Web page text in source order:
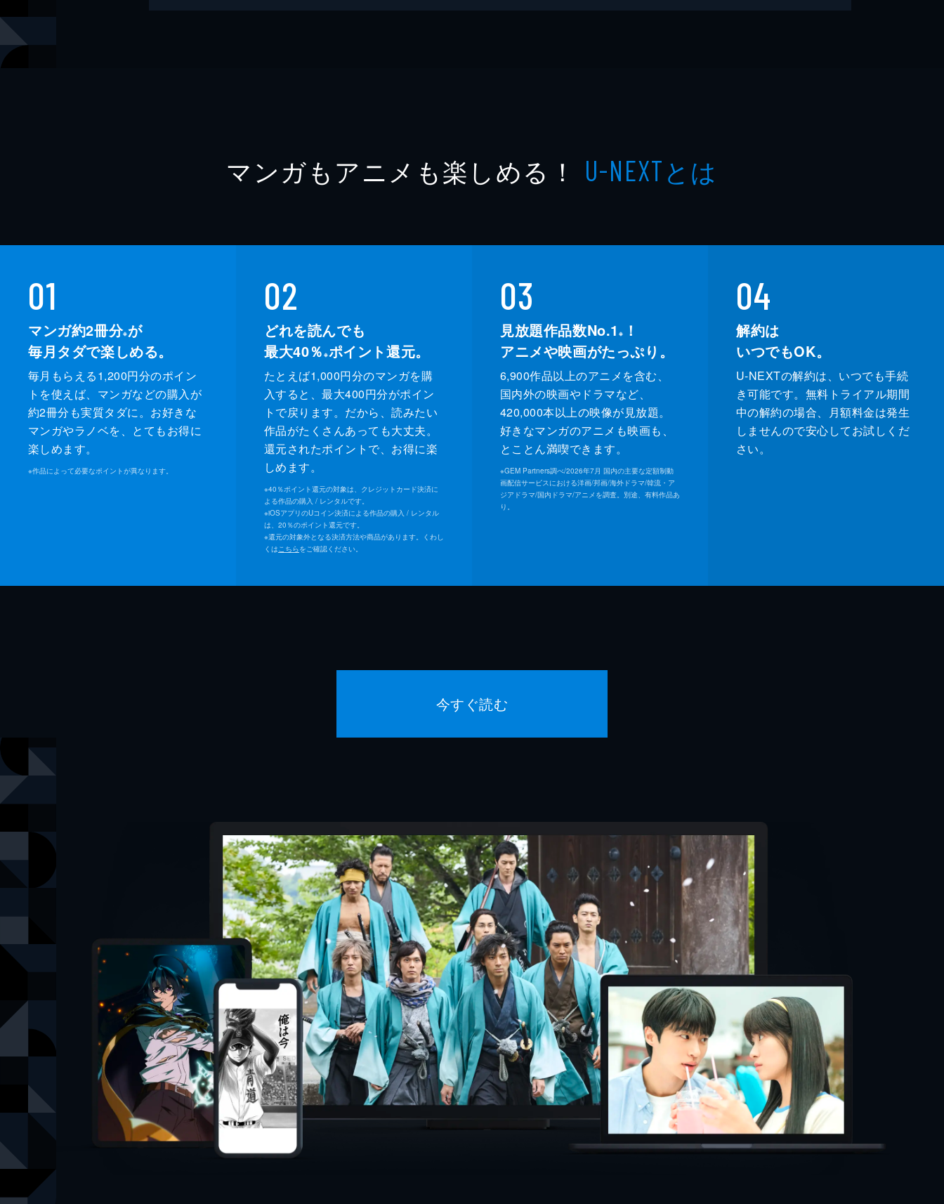
マンガもアニメも楽しめる！ U-NEXTとは
01
マンガ約2冊分※が
毎月タダで楽しめる。
毎月もらえる1,200円分のポイン
トを使えば、マンガなどの購入が
約2冊分も実質タダに。お好きな
マンガやラノベを、とてもお得に
楽しめます。
※作品によって必要なポイントが異なります。
02
どれを読んでも
最大40％ ※ポイント還元。
たとえば1,000円分のマンガを購
入すると、最大400円分がポイン
トで戻ります。だから、読みたい
作品がたくさんあっても大丈夫。
還元されたポイントで、お得に楽
しめます。
※40％ポイント還元の対象は、クレジットカード決済に
よる作品の購入 / レンタルです。
※iOSアプリのUコイン決済による作品の購入 / レンタル
は、20％のポイント還元です。
※還元の対象外となる決済方法や商品があります。くわし
くはこちらをご確認ください。
03
見放題作品数No.1 ※
！
アニメや映画がたっぷり。
6,900作品以上のアニメを含む、
国内外の映画やドラマなど、
420,000本以上の映像が見放題。
好きなマンガのアニメも映画も、
とことん満喫できます。
※GEM Partners調べ/2026年7⽉ 国内の主要な定額制動
画配信サービスにおける洋画/邦画/海外ドラマ/韓流・ア
ジアドラマ/国内ドラマ/アニメを調査。別途、有料作品あ
り。
04
解約は
いつでもOK。
U-NEXTの解約は、いつでも手続
き可能です。無料トライアル期間
中の解約の場合、月額料金は発生
しませんので安心してお試しくだ
さい。
今すぐ読む